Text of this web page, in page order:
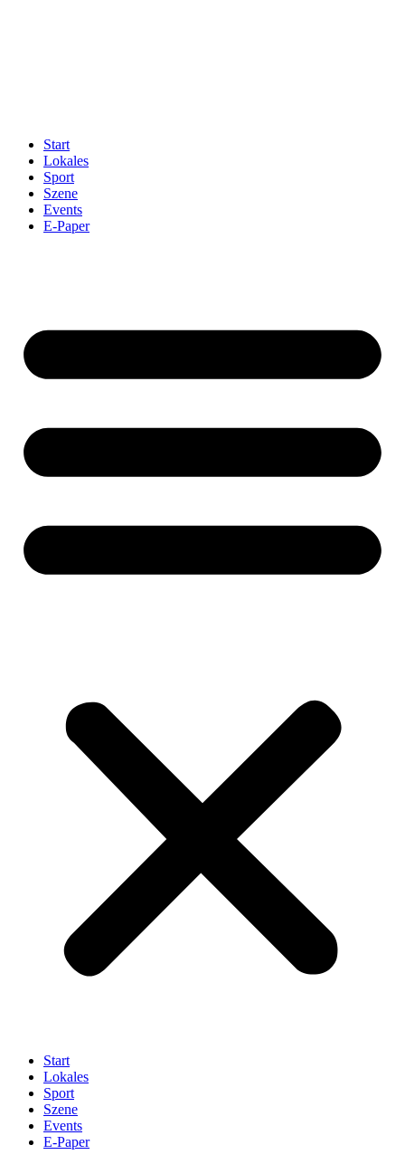
Start
Lokales
Sport
Szene
Events
E-Paper
Start
Lokales
Sport
Szene
Events
E-Paper